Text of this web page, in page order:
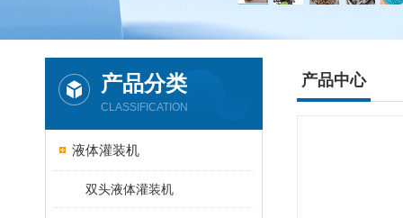
产品分类
CLASSIFICATION
液体灌装机
双头液体灌装机
产品中心